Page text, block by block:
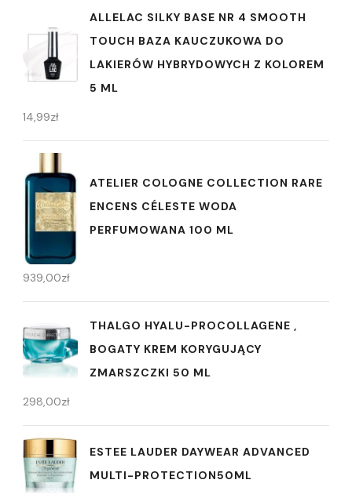
ALLELAC SILKY BASE NR 4 SMOOTH
TOUCH BAZA KAUCZUKOWA DO
LAKIERÓW HYBRYDOWYCH Z KOLOREM
5 ML
14,99zł
ATELIER COLOGNE COLLECTION RARE
ENCENS CÉLESTE WODA
PERFUMOWANA 100 ML
939,00zł
THALGO HYALU-PROCOLLAGENE ,
BOGATY KREM KORYGUJĄCY
ZMARSZCZKI 50 ML
298,00zł
ESTEE LAUDER DAYWEAR ADVANCED
MULTI-PROTECTION50ML